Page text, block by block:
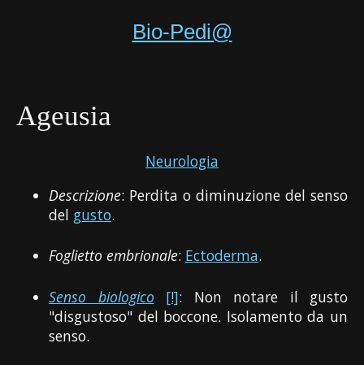
Bio-Pedi@
Ageusia
Neurologia
Descrizione: Perdita o diminuzione del senso
del gusto.
Foglietto embrionale: Ectoderma.
Senso biologico [!]: Non notare il gusto
"disgustoso" del boccone. Isolamento da un
senso.